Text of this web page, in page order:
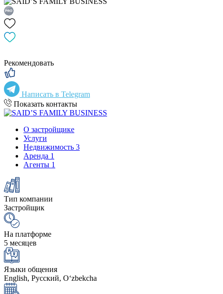
Рекомендовать
Написать в Telegram
Показать контакты
О застройщике
Услуги
Недвижимость 3
Аренда 1
Агенты 1
Тип компании
Застройщик
На платформе
5 месяцев
Языки общения
English, Русский, Oʻzbekcha